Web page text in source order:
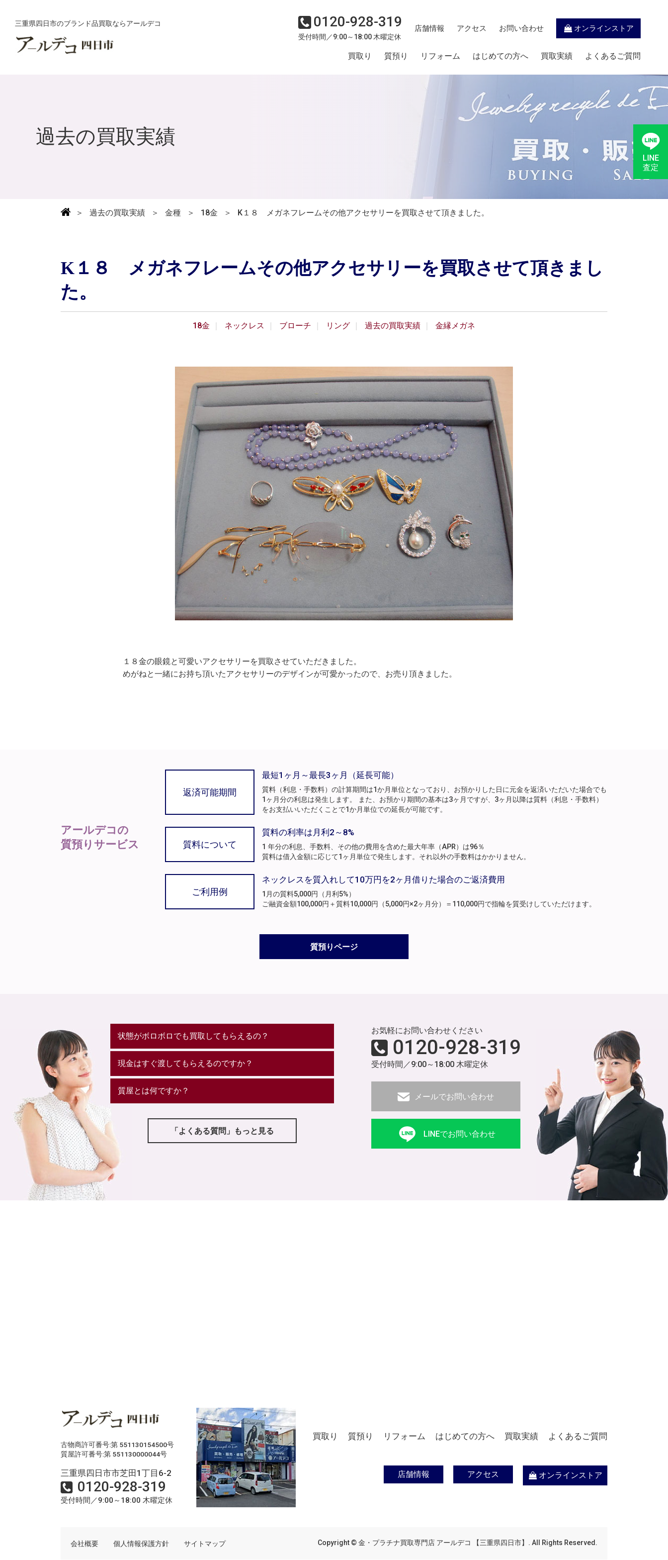
三重県四日市のブランド品買取ならアールデコ 0120-928-319
受付時間／9:00～18:00 木曜定休
店舗情報 アクセス お問い合わせ オンラインストア
買取り 質預り リフォーム はじめての方へ 買取実績 よくあるご質問
LINE
査定
過去の買取実績
＞ 過去の買取実績 ＞ 金種 ＞ 18金 ＞ K１８ メガネフレームその他アクセサリーを買取させて頂きました。
K１８ メガネフレームその他アクセサリーを買取させて頂きまし
た。
18金 ネックレス ブローチ リング 過去の買取実績 金縁メガネ
１８金の眼鏡と可愛いアクセサリーを買取させていただきました。
めがねと一緒にお持ち頂いたアクセサリーのデザインが可愛かったので、お売り頂きました。
アールデコの
質預りサービス
返済可能期間
最短1ヶ月～最長3ヶ月（延長可能）
質料（利息・手数料）の計算期間は1か月単位となっており、お預かりした日に元金を返済いただいた場合でも
1ヶ月分の利息は発生します。 また、お預かり期間の基本は3ヶ月ですが、3ヶ月以降は質料（利息・手数料）
をお支払いいただくことで1か月単位での延長が可能です。
質料について
質料の利率は月利2～8%
1 年分の利息、手数料、その他の費用を含めた最大年率（APR）は96％
質料は借入金額に応じて1ヶ月単位で発生します。それ以外の手数料はかかりません。
ご利用例
ネックレスを質入れして10万円を2ヶ月借りた場合のご返済費用
1月の質料5,000円（月利5%）
ご融資金額100,000円＋質料10,000円（5,000円×2ヶ月分）＝110,000円で指輪を質受けしていただけます。
質預りページ
状態がボロボロでも買取してもらえるの？
現金はすぐ渡してもらえるのですか？
質屋とは何ですか？
「よくある質問」もっと見る
お気軽にお問い合わせください
0120-928-319
受付時間／9:00～18:00 木曜定休
メールでお問い合わせ
LINEでお問い合わせ
古物商許可番号:第 551130154500号
質屋許可番号:第 551130000044号
三重県四日市市芝田1丁目6-2
0120-928-319
受付時間／9:00～18:00 木曜定休
買取り 質預り リフォーム はじめての方へ 買取実績 よくあるご質問
店舗情報 アクセス オンラインストア
会社概要 個人情報保護方針 サイトマップ Copyright © 金・プラチナ買取専門店 アールデコ 【三重県四日市】. All Rights Reserved.